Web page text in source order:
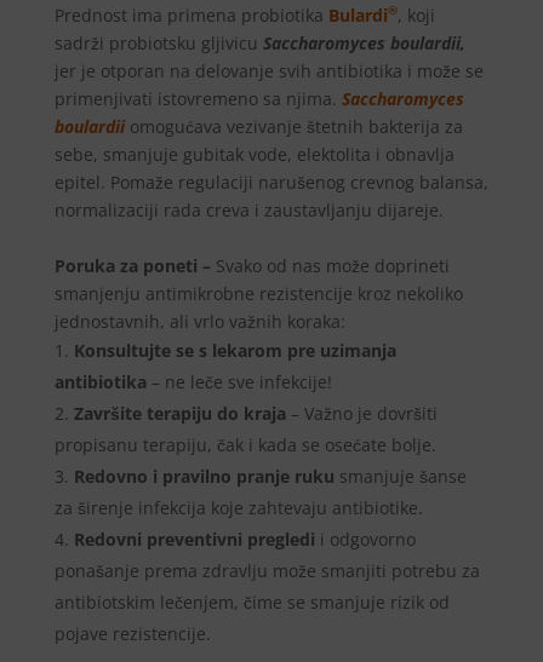
Prednost ima primena probiotika Bulardi®, koji
sadrži probiotsku gljivicu Saccharomyces boulardii,
jer je otporan na delovanje svih antibiotika i može se
primenjivati istovremeno sa njima. Saccharomyces
boulardii omogućava vezivanje štetnih bakterija za
sebe, smanjuje gubitak vode, elektolita i obnavlja
epitel. Pomaže regulaciji narušenog crevnog balansa,
normalizaciji rada creva i zaustavljanju dijareje.
Poruka za poneti – Svako od nas može doprineti
smanjenju antimikrobne rezistencije kroz nekoliko
jednostavnih, ali vrlo važnih koraka:
Konsultujte se s lekarom pre uzimanja
antibiotika – ne leče sve infekcije!
Završite terapiju do kraja – Važno je dovršiti
propisanu terapiju, čak i kada se osećate bolje.
Redovno i pravilno pranje ruku smanjuje šanse
za širenje infekcija koje zahtevaju antibiotike.
Redovni preventivni pregledi i odgovorno
ponašanje prema zdravlju može smanjiti potrebu za
antibiotskim lečenjem, čime se smanjuje rizik od
pojave rezistencije.